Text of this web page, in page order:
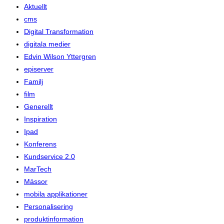
Aktuellt
cms
Digital Transformation
digitala medier
Edvin Wilson Yttergren
episerver
Familj
film
Generellt
Inspiration
Ipad
Konferens
Kundservice 2.0
MarTech
Mässor
mobila applikationer
Personalisering
produktinformation